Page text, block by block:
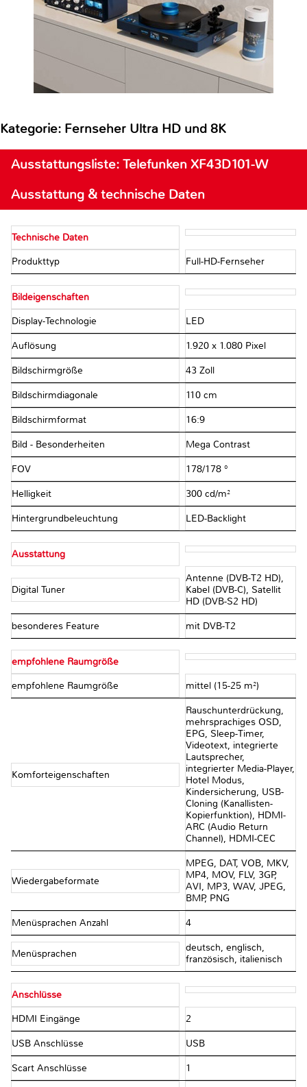
Kategorie: Fernseher Ultra HD und 8K
Ausstattungsliste: Telefunken XF43D101-W
Ausstattung & technische Daten
Technische Daten
Produkttyp Full-HD-Fernseher
Bildeigenschaften
Display-Technologie LED
Auflösung 1.920 x 1.080 Pixel
Bildschirmgröße 43 Zoll
Bildschirmdiagonale 110 cm
Bildschirmformat 16:9
Bild - Besonderheiten Mega Contrast
FOV 178/178 °
Helligkeit 300 cd/m²
Hintergrundbeleuchtung LED-Backlight
Ausstattung
Digital Tuner
Antenne (DVB-T2 HD),
Kabel (DVB-C), Satellit
HD (DVB-S2 HD)
besonderes Feature mit DVB-T2
empfohlene Raumgröße
empfohlene Raumgröße mittel (15-25 m²)
Komforteigenschaften
Rauschunterdrückung,
mehrsprachiges OSD,
EPG, Sleep-Timer,
Videotext, integrierte
Lautsprecher,
integrierter Media-Player,
Hotel Modus,
Kindersicherung, USB-
Cloning (Kanallisten-
Kopierfunktion), HDMI-
ARC (Audio Return
Channel), HDMI-CEC
Wiedergabeformate
MPEG, DAT, VOB, MKV,
MP4, MOV, FLV, 3GP,
AVI, MP3, WAV, JPEG,
BMP, PNG
Menüsprachen Anzahl 4
Menüsprachen
deutsch, englisch,
französisch, italienisch
Anschlüsse
HDMI Eingänge 2
USB Anschlüsse USB
Scart Anschlüsse 1